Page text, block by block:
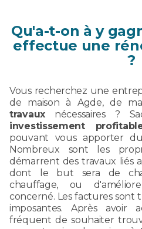
Qu'a-t-on à y
effectue une
?
Vous recherchez une
de maison à Agde, de
travauxnécessaires ?
investissement
pouvant vous apporter
Nombreux sont les
démarrent des travaux liés
dont le but sera de
chauffage, ou
concerné. Les factures sont
imposantes. Après
fréquent de souhaiter